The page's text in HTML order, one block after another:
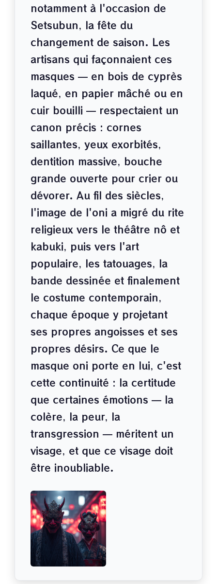
notamment à l'occasion de
Setsubun, la fête du
changement de saison. Les
artisans qui façonnaient ces
masques — en bois de cyprès
laqué, en papier mâché ou en
cuir bouilli — respectaient un
canon précis : cornes
saillantes, yeux exorbités,
dentition massive, bouche
grande ouverte pour crier ou
dévorer. Au fil des siècles,
l'image de l'oni a migré du rite
religieux vers le théâtre nô et
kabuki, puis vers l'art
populaire, les tatouages, la
bande dessinée et finalement
le costume contemporain,
chaque époque y projetant
ses propres angoisses et ses
propres désirs. Ce que le
masque oni porte en lui, c'est
cette continuité : la certitude
que certaines émotions — la
colère, la peur, la
transgression — méritent un
visage, et que ce visage doit
être inoubliable.